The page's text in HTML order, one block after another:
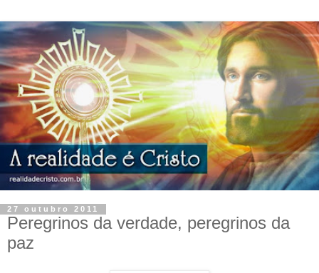
27 outubro 2011
Peregrinos da verdade, peregrinos da
paz